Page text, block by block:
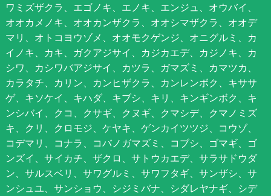
ワミズザクラ、エゴノキ、エノキ、エンジュ、オウバイ、
オオカメノキ、オオカンザクラ、オオシマザクラ、オオデ
マリ、オトコヨウゾメ、オオモクゲンジ、オニグルミ、カ
イノキ、カキ、ガクアジサイ、カジカエデ、カジノキ、カ
シワ、カシワバアジサイ、カツラ、ガマズミ、カマツカ、
カラタチ、カリン、カンヒザクラ、カンレンボク、キササ
ゲ、キソケイ、キハダ、キブシ、キリ、キンギンボク、キ
ンシバイ、クコ、クサギ、クヌギ、クマシデ、クマノミズ
キ、クリ、クロモジ、ケヤキ、ゲンカイツツジ、コウゾ、
コデマリ、コナラ、コバノガマズミ、コブシ、ゴマギ、ゴ
ンズイ、サイカチ、ザクロ、サトウカエデ、サラサドウダ
ン、サルスベリ、サワグルミ、サワフタギ、サンザシ、サ
ンシュユ、サンショウ、シジミバナ、シダレヤナギ、シデ